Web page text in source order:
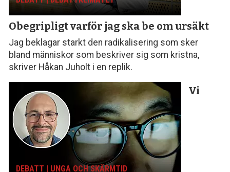
Obegripligt varför jag ska be om ursäkt
Jag beklagar starkt den radikalisering som sker
bland människor som beskriver sig som kristna,
skriver Håkan Juholt i en replik.
DEBATT | UNGA OCH SKÄRMTID
Vi